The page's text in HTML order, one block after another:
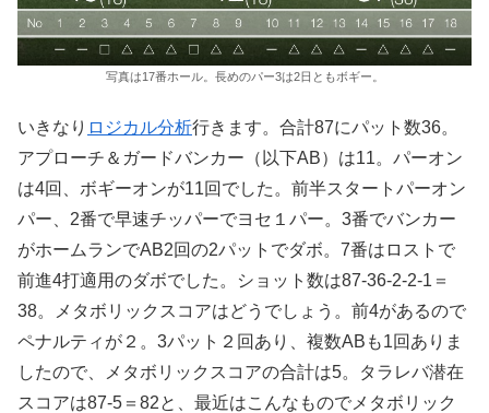
写真は17番ホール。長めのパー3は2日ともボギー。
いきなり ロジカル分析行きます。合計87にパット数36。
アプローチ＆ガードバンカー（以下AB）は11。パーオン
は4回、ボギーオンが11回でした。前半スタートパーオン
パー、2番で早速チッパーでヨセ１パー。3番でバンカー
がホームランでAB2回の2パットでダボ。7番はロストで
前進4打適用のダボでした。ショット数は87-36-2-2-1＝
38。メタボリックスコアはどうでしょう。前4があるので
ペナルティが２。3パット２回あり、複数ABも1回ありま
したので、メタボリックスコアの合計は5。タラレバ潜在
スコアは87-5＝82と、最近はこんなものでメタボリック